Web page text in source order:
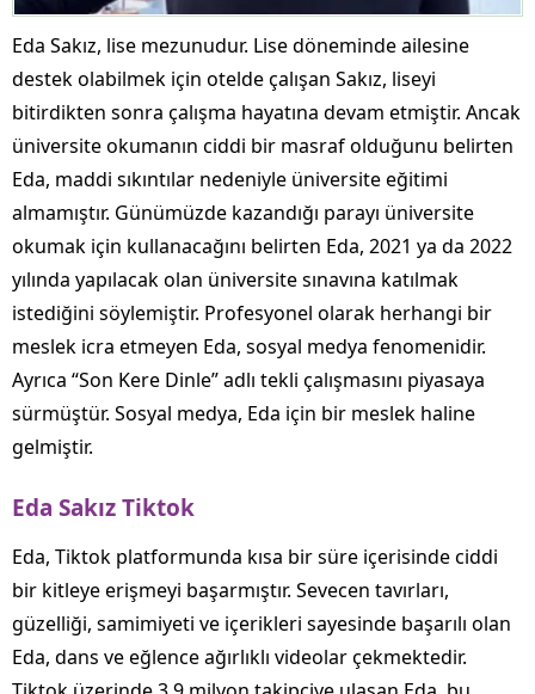
Eda Sakız, lise mezunudur. Lise döneminde ailesine
destek olabilmek için otelde çalışan Sakız, liseyi
bitirdikten sonra çalışma hayatına devam etmiştir. Ancak
üniversite okumanın ciddi bir masraf olduğunu belirten
Eda, maddi sıkıntılar nedeniyle üniversite eğitimi
almamıştır. Günümüzde kazandığı parayı üniversite
okumak için kullanacağını belirten Eda, 2021 ya da 2022
yılında yapılacak olan üniversite sınavına katılmak
istediğini söylemiştir. Profesyonel olarak herhangi bir
meslek icra etmeyen Eda, sosyal medya fenomenidir.
Ayrıca “Son Kere Dinle” adlı tekli çalışmasını piyasaya
sürmüştür. Sosyal medya, Eda için bir meslek haline
gelmiştir.
Eda Sakız Tiktok
Eda, Tiktok platformunda kısa bir süre içerisinde ciddi
bir kitleye erişmeyi başarmıştır. Sevecen tavırları,
güzelliği, samimiyeti ve içerikleri sayesinde başarılı olan
Eda, dans ve eğlence ağırlıklı videolar çekmektedir.